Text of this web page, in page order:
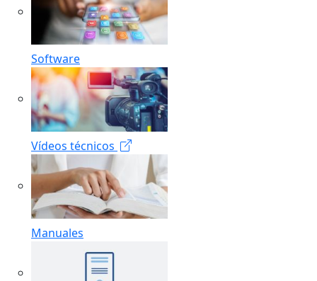
Software
Vídeos técnicos
Manuales